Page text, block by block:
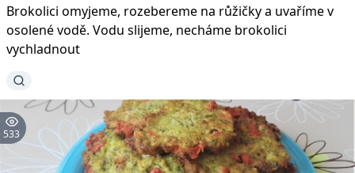
Brokolici omyjeme, rozebereme na růžičky a uvaříme v
osolené vodě. Vodu slijeme, necháme brokolici
vychladnout
533